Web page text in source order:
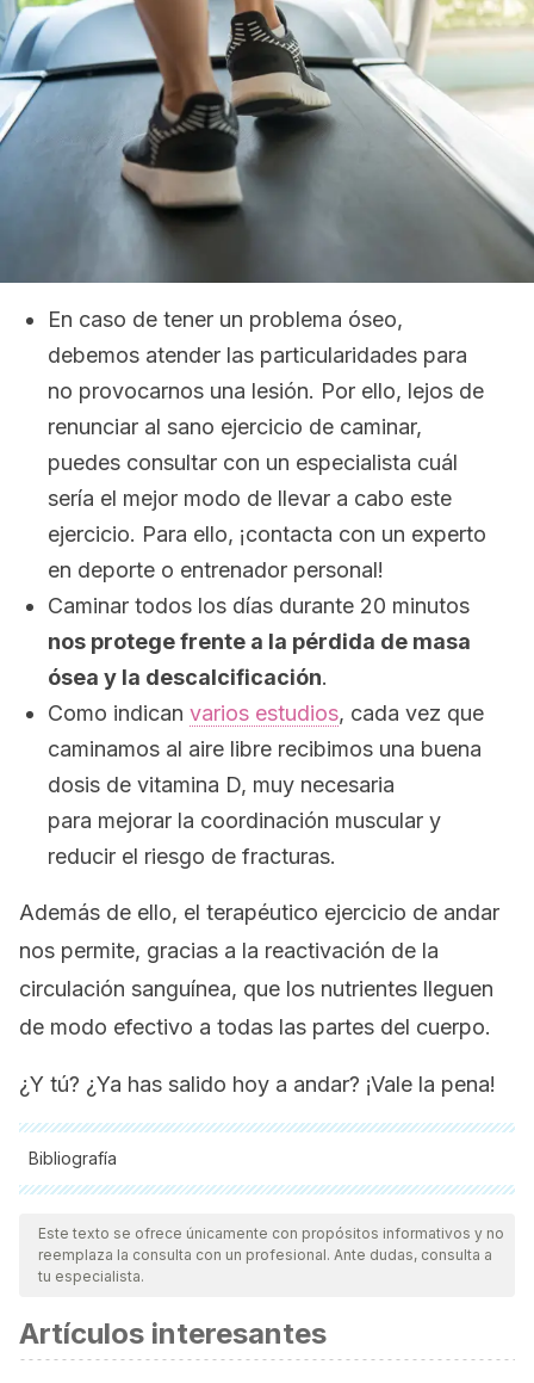
En caso de tener un problema óseo,
debemos atender las particularidades para
no provocarnos una lesión. Por ello, lejos de
renunciar al sano ejercicio de caminar,
puedes consultar con un especialista cuál
sería el mejor modo de llevar a cabo este
ejercicio. Para ello, ¡contacta con un experto
en deporte o entrenador personal!
Caminar todos los días durante 20 minutos
nos protege frente a la pérdida de masa
ósea y la descalcificación.
Como indican varios estudios, cada vez que
caminamos al aire libre recibimos una buena
dosis de vitamina D, muy necesaria
para mejorar la coordinación muscular y
reducir el riesgo de fracturas.
Además de ello, el terapéutico ejercicio de andar
nos permite, gracias a la reactivación de la
circulación sanguínea, que los nutrientes lleguen
de modo efectivo a todas las partes del cuerpo.
¿Y tú? ¿Ya has salido hoy a andar? ¡Vale la pena!
Bibliografía
Todas las fuentes citadas fueron revisadas a profundidad por
nuestro equipo, para asegurar su calidad, confiabilidad,
vigencia y validez.La bibliografía de este artículo fue
científica.
Kelly P, Murphy M, Mutrie N. The health benefits of walking.
Este texto se ofrece únicamente con propósitos informativos y no
reemplaza la consulta con un profesional. Ante dudas, consulta a
tu especialista.
Artículos interesantes